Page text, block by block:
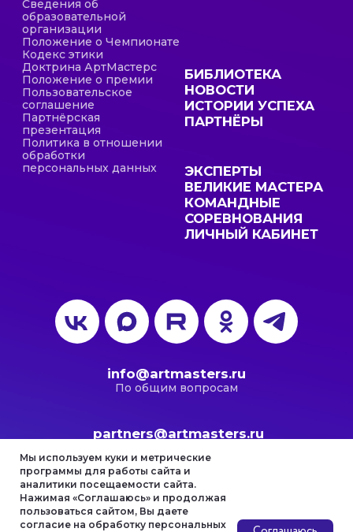
Мы используем куки и метрические
программы для работы сайта и
аналитики посещаемости сайта.
Нажимая «Соглашаюсь» и продолжая
пользоваться сайтом, Вы даете
согласие на обработку персональных